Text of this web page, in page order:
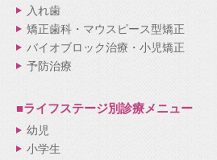
入れ歯
矯正歯科・マウスピース型矯正
バイオブロック治療・小児矯正
予防治療
■ライフステージ別診療メニュー
幼児
小学生